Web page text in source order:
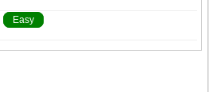
Easy